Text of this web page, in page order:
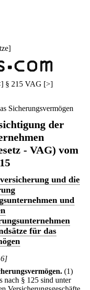
]
] § 215 VAG [>]
Sicherungsvermögen
der
- VAG) vom
und die
und
für das
(1)
nach § 125 sind unter